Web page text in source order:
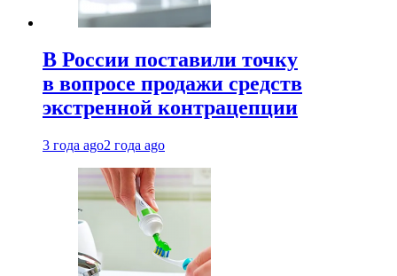
В России поставили точку
в вопросе продажи средств
экстренной контрацепции
3 года ago2 года ago